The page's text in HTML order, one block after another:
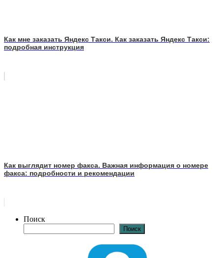
Как мне заказать Яндекс Такси. Как заказать Яндекс Такси:
подробная инструкция
Как выглядит номер факса. Важная информация о номере
факса: подробности и рекомендации
Поиск
Поиск